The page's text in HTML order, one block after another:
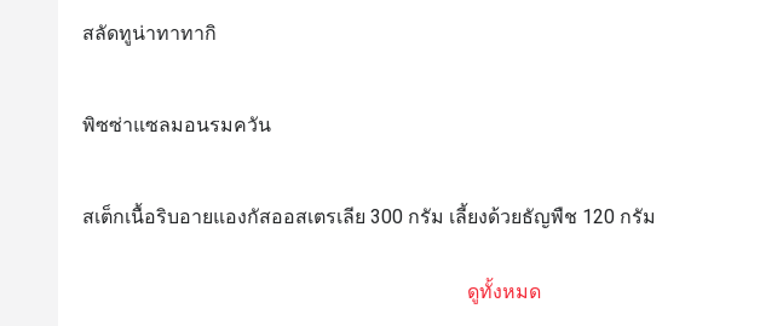
สลัดทูน่าทาทากิ
พิซซ่าแซลมอนรมควัน
สเต็กเนื้อริบอายแองกัสออสเตรเลีย 300 กรัม เลี้ยงด้วยธัญพืช 120 กรัม
ดูทั้งหมด